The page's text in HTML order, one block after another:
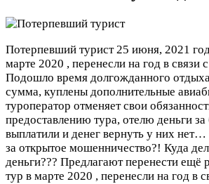
Потерпевший турист 25 июня, 2021
марте 2020 , перенесли на год в связи
Подошло время долгожданного
сумма, куплены дополнительные
туроператор отменяет свои
предоставлению тура, отелю деньги за
выплатили и денег вернуть у них нет…
за открытое мошенничество?! Куда
деньги??? Предлагают перенести ещё
тур в марте 2020 , перенесли на год в